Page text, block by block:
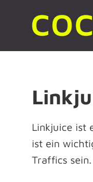
Linkjuice ist
ist ein
Traffics